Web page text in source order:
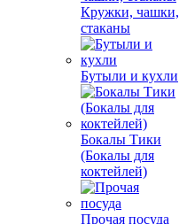
Кружки, чашки,
стаканы
Бутыли и кухли
Бокалы Тики
(Бокалы для
коктейлей)
Прочая посуда